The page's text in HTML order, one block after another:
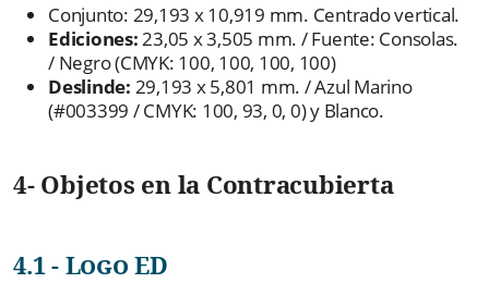
Conjunto: 29,193 x 10,919 mm. Centrado vertical.
Ediciones:23,05 x 3,505 mm. / Fuente: Consolas.
/ Negro (CMYK: 100, 100, 100, 100)
Deslinde: 29,193 x 5,801 mm. / Azul Marino
(#003399 / CMYK: 100, 93, 0, 0) y Blanco.
4- Objetos en la Contracubierta
4.1 - Logo ED